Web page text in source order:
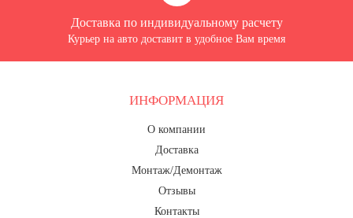
Доставка по индивидуальному расчету
Курьер на авто доставит в удобное Вам время
ИНФОРМАЦИЯ
О компании
Доставка
Монтаж/Демонтаж
Отзывы
Контакты